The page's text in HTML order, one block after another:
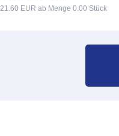
21.60 EUR ab Menge 0.00 Stück